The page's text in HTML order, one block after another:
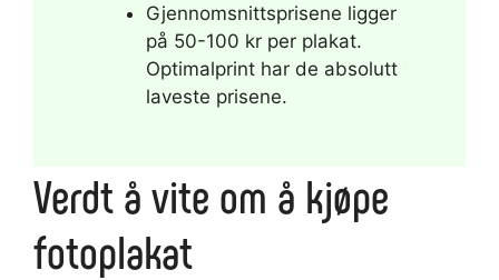
Gjennomsnittsprisene ligger
på 50-100 kr per plakat.
Optimalprint har de absolutt
laveste prisene.
Verdt å vite om å kjøpe
fotoplakat